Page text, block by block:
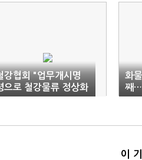
강협회 "업무개시명
으로 철강물류 정상화
야"
화
째…
종
이